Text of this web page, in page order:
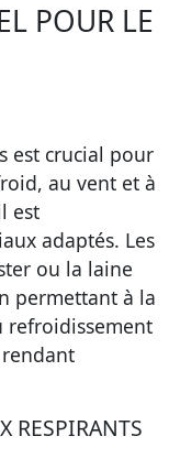
POUR LE
est crucial pour
au vent et à
est
adaptés. Les
ou la laine
permettant à la
refroidissement
RESPIRANTS